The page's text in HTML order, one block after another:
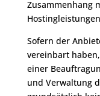
Zusammenhang
Sofern der
vereinbart
einer
und Verwaltung